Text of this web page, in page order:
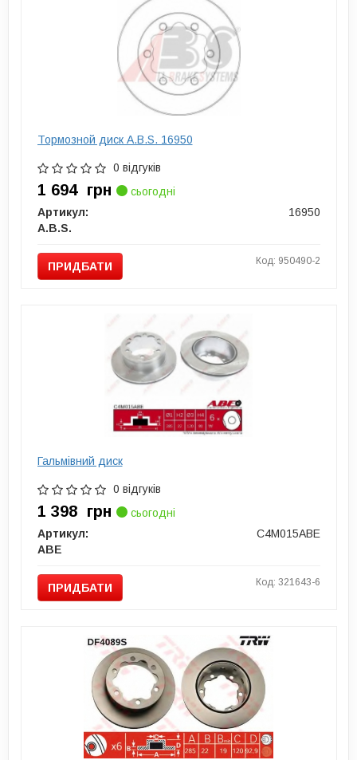
Тормозной диск A.B.S. 16950
0 відгуків
1 694 грн
сьогодні
Артикул:
16950
A.B.S.
ПРИДБАТИ Код: 950490-2
Гальмівний диск
0 відгуків
1 398 грн
сьогодні
Артикул:
C4M015ABE
ABE
ПРИДБАТИ Код: 321643-6